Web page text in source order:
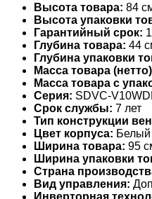
Высота товара: 84
Высота упаковки
Гарантийный срок:
Глубина товара: 44
Глубина упаковки
Масса товара
Масса товара с
Серия: SDVC-
Срок службы: 7 лет
Тип конструкции
Цвет корпуса: Белый
Ширина товара: 95
Ширина упаковки
Страна
Вид управления:
Инверторная